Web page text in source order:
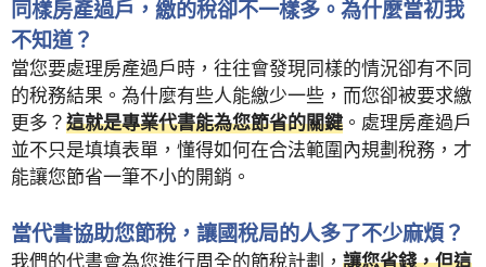
同樣房產過戶，繳的稅卻不一樣多。為什麼當初我
不知道？
當您要處理房產過戶時，往往會發現同樣的情況卻有不同
的稅務結果。為什麼有些人能繳少一些，而您卻被要求繳
更多？ 這就是專業代書能為您節省的關鍵 。處理房產過戶
並不只是填填表單，懂得如何在合法範圍內規劃稅務，才
能讓您節省一筆不小的開銷。
當代書協助您節稅，讓國稅局的人多了不少麻煩？
我們的代書會為您進行周全的節稅計劃， 讓您省錢，但這